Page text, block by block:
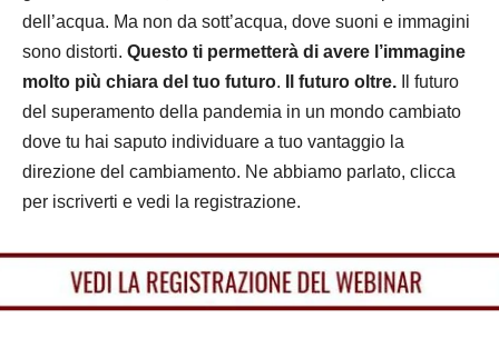
dell’acqua. Ma non da sott’acqua, dove suoni e immagini
sono distorti. Questo ti permetterà di avere l’immagine
molto più chiara del tuo futuro. Il futuro oltre.
Il futuro
del superamento della pandemia in un mondo cambiato
dove tu hai saputo individuare a tuo vantaggio la
direzione del cambiamento. Ne abbiamo parlato, clicca
per iscriverti e vedi la registrazione.